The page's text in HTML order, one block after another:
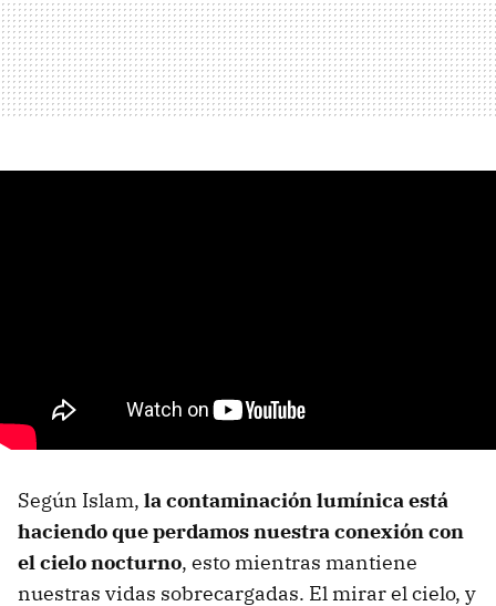
Según Islam, la contaminación lumínica está
haciendo que perdamos nuestra conexión con
el cielo nocturno, esto mientras mantiene
nuestras vidas sobrecargadas. El mirar el cielo, y